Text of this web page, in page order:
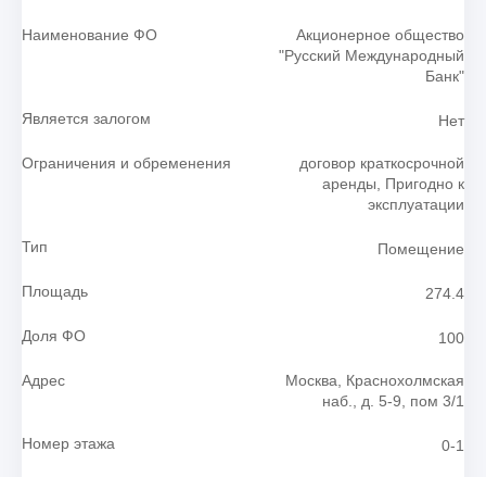
Наименование ФО
Акционерное общество
"Русский Международный
Банк"
Является залогом Нет
Ограничения и обременения
договор краткосрочной
аренды, Пригодно к
эксплуатации
Тип Помещение
Площадь 274.4
Доля ФО 100
Адрес
Москва, Краснохолмская
наб., д. 5-9, пом 3/1
Номер этажа 0-1